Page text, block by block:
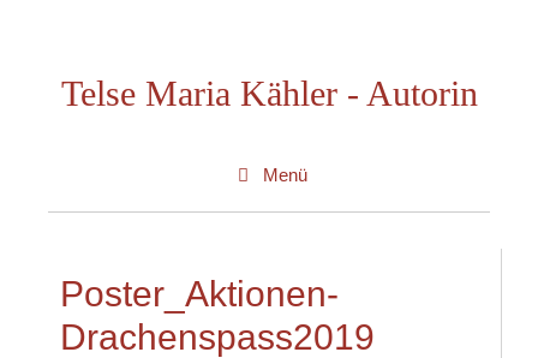
springenTelse Maria Kähler - Autorin
Menü
Poster_Aktionen-
Drachenspass2019